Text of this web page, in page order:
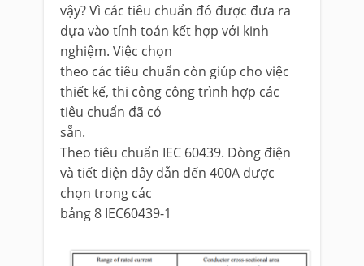
vậy? Vì các tiêu chuẩn đó được đưa ra
dựa vào tính toán kết hợp với kinh
nghiệm. Việc chọn
theo các tiêu chuẩn còn giúp cho việc
thiết kế, thi công công trình hợp các
tiêu chuẩn đã có
sẵn.
Theo tiêu chuẩn IEC 60439. Dòng điện
và tiết diện dây dẫn đến 400A được
chọn trong các
bảng 8 IEC60439-1